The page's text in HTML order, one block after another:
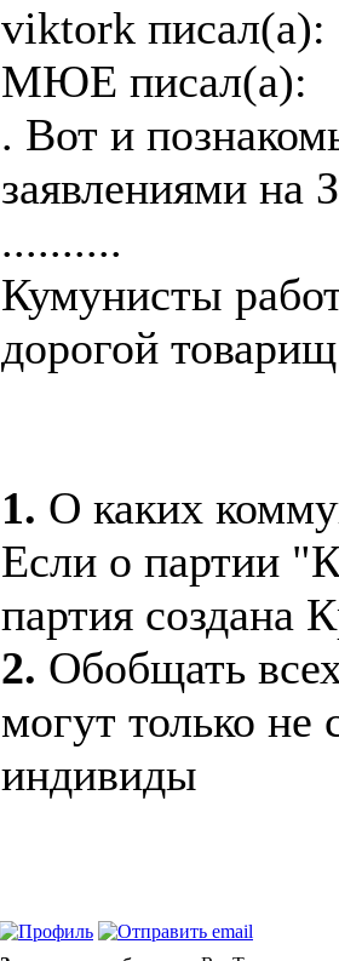
viktork писал(а):
МЮЕ писал(а):
. Вот и
заявлениями на
..........
Кумунисты
дорогой
1. О каких
Если о партии
партия создана
2. Обобщать
могут только не
индивиды